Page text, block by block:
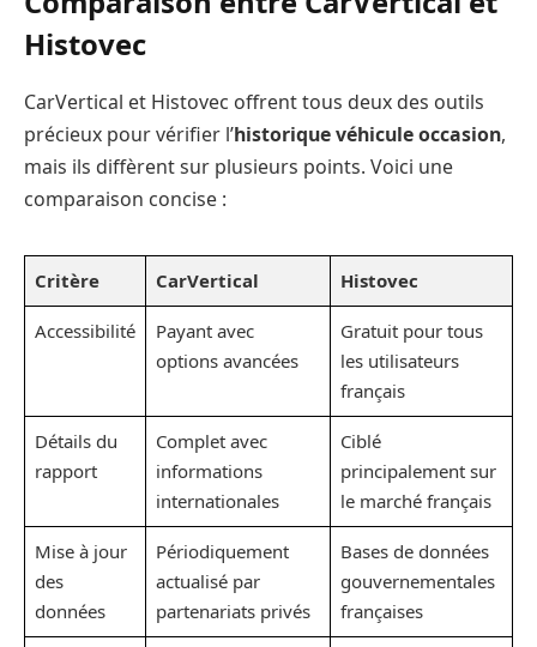
Histovec
CarVertical et Histovec offrent tous deux des outils
précieux pour vérifier l’historique véhicule occasion,
mais ils diffèrent sur plusieurs points. Voici une
comparaison concise :
Critère CarVertical Histovec
Accessibilité
Payant avec
options avancées
Gratuit pour tous
les utilisateurs
français
Détails du
rapport
Complet avec
informations
internationales
Ciblé
principalement sur
le marché français
Mise à jour
des
données
Périodiquement
actualisé par
partenariats privés
Bases de données
gouvernementales
françaises